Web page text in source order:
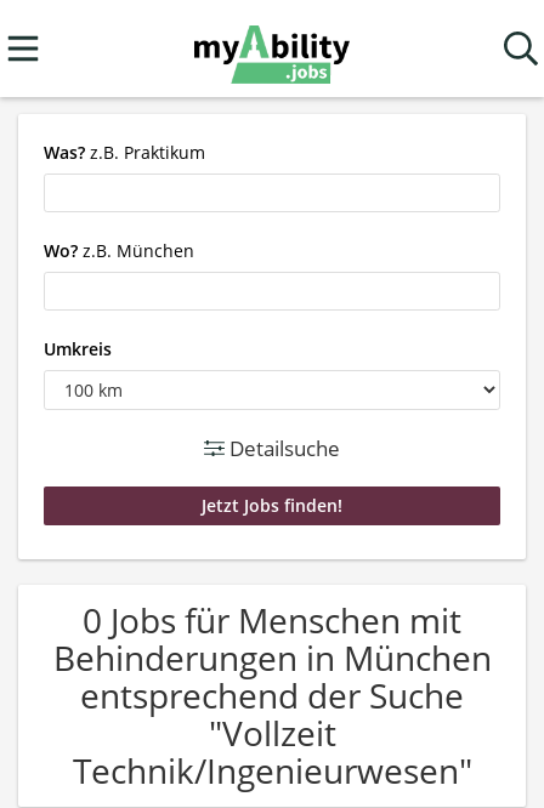
Was? z.B. Praktikum
Wo? z.B. München
Umkreis
Detailsuche
0 Jobs für Menschen mit
Behinderungen in München
entsprechend der Suche
"Vollzeit
Technik/Ingenieurwesen"